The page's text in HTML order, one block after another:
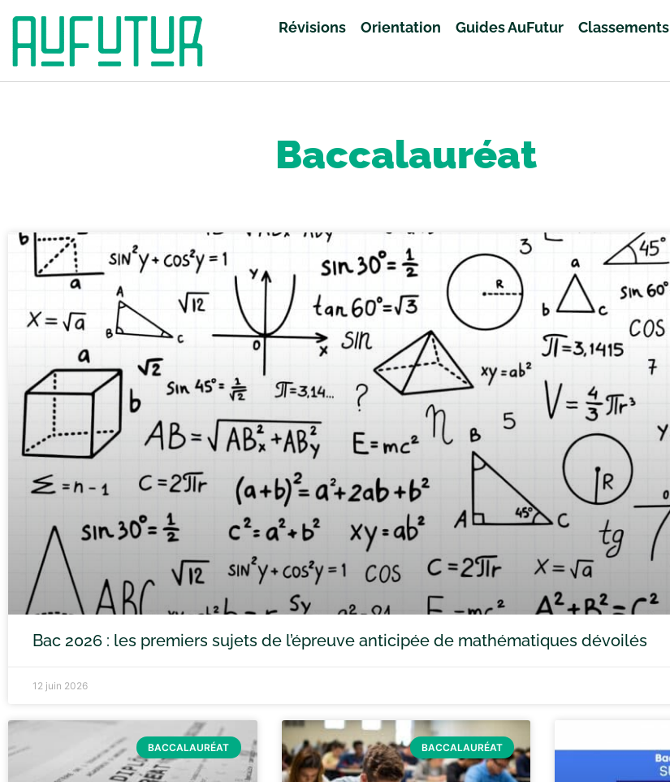
Révisions Orientation Guides AuFutur Classements
Baccalauréat
Bac 2026 : les premiers sujets de l’épreuve anticipée de mathématiques dévoilés
12 juin 2026
BACCALAURÉAT BACCALAURÉAT